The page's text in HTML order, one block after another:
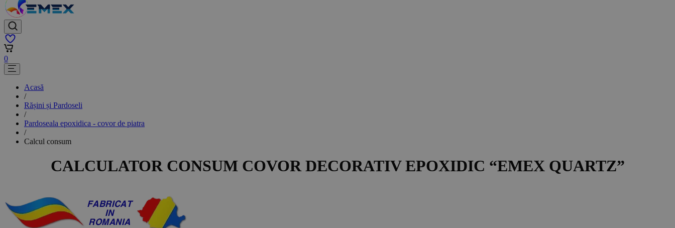
0
Acasă
/
Rășini și Pardoseli
/
Pardoseala epoxidica - covor de piatra
/
Calcul consum
CALCULATOR CONSUM COVOR DECORATIV EPOXIDIC “EMEX QUARTZ”